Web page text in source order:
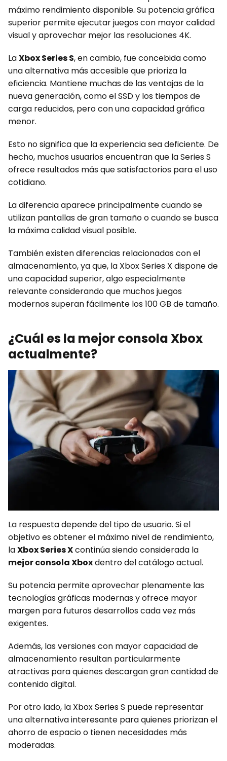
máximo rendimiento disponible. Su potencia gráfica
superior permite ejecutar juegos con mayor calidad
visual y aprovechar mejor las resoluciones 4K.
LaXbox Series S, en cambio, fue concebida como
una alternativa más accesible que prioriza la
eficiencia. Mantiene muchas de las ventajas de la
nueva generación, como el SSD y los tiempos de
carga reducidos, pero con una capacidad gráfica
menor.
Esto no significa que la experiencia sea deficiente. De
hecho, muchos usuarios encuentran que la Series S
ofrece resultados más que satisfactorios para el uso
cotidiano.
La diferencia aparece principalmente cuando se
utilizan pantallas de gran tamaño o cuando se busca
la máxima calidad visual posible.
También existen diferencias relacionadas con el
almacenamiento, ya que, la Xbox Series X dispone de
una capacidad superior, algo especialmente
relevante considerando que muchos juegos
modernos superan fácilmente los 100 GB de tamaño.
¿Cuál es la mejor consola Xbox
actualmente?
La respuesta depende del tipo de usuario. Si el
objetivo es obtener el máximo nivel de rendimiento,
laXbox Series Xcontinúa siendo considerada la
mejor consola Xboxdentro del catálogo actual.
Su potencia permite aprovechar plenamente las
tecnologías gráficas modernas y ofrece mayor
margen para futuros desarrollos cada vez más
exigentes.
Además, las versiones con mayor capacidad de
almacenamiento resultan particularmente
atractivas para quienes descargan gran cantidad de
contenido digital.
Por otro lado, la Xbox Series S puede representar
una alternativa interesante para quienes priorizan el
ahorro de espacio o tienen necesidades más
moderadas.